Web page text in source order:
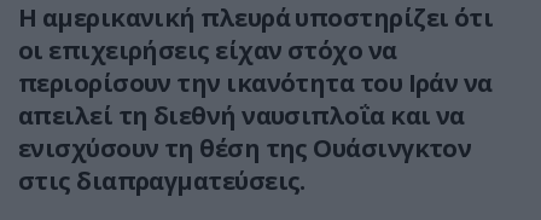
Η αμερικανική πλευρά υποστηρίζει ότι
οι επιχειρήσεις είχαν στόχο να
περιορίσουν την ικανότητα του Ιράν να
απειλεί τη διεθνή ναυσιπλοΐα και να
ενισχύσουν τη θέση της Ουάσινγκτον
στις διαπραγματεύσεις.